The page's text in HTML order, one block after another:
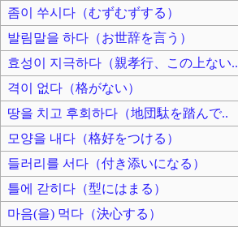
좀이 쑤시다（むずむずする）
발림말을 하다（お世辞を言う）
효성이 지극하다（親孝行、この上ない..
격이 없다（格がない）
땅을 치고 후회하다（地団駄を踏んで..
모양을 내다（格好をつける）
들러리를 서다（付き添いになる）
틀에 갇히다（型にはまる）
마음(을) 먹다（決心する）